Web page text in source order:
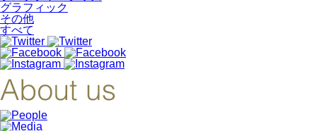
グラフィック
その他
すべて